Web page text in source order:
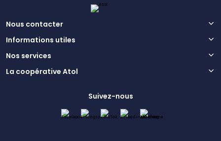
Nous contacter
Informations utiles
Nos services
La coopérative Atol
Suivez-nous